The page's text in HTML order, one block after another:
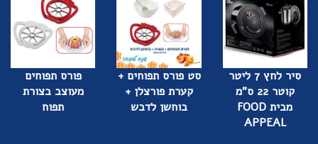
סיר לחץ 7 ליטר
קוטר 22 ס"מ
מבית FOOD
APPEAL
סט פורס תפוחים +
קערת פורצלן +
בוחשן לדבש
פורס תפוחים
מעוצב בצורת
תפוח